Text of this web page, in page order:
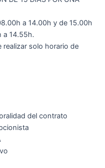
a 14.00h y de 15.00h
a 14.55h.
realizar solo horario de
del contrato